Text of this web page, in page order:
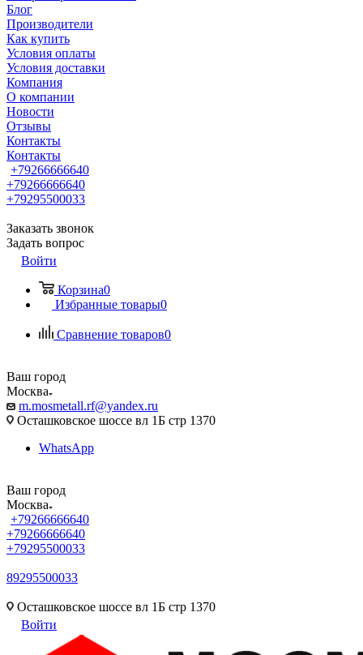
Блог
Производители
Как купить
Условия оплаты
Условия доставки
Компания
О компании
Новости
Отзывы
Контакты
Контакты
+79266666640
+79266666640
+79295500033
Заказать звонок
Задать вопрос
Войти
Корзина0
Избранные товары0
Сравнение товаров0
Ваш город
Москва
m.mosmetall.rf@yandex.ru
Осташковское шоссе вл 1Б стр 1370
WhatsApp
Ваш город
Москва
+79266666640
+79266666640
+79295500033
89295500033
Осташковское шоссе вл 1Б стр 1370
Войти